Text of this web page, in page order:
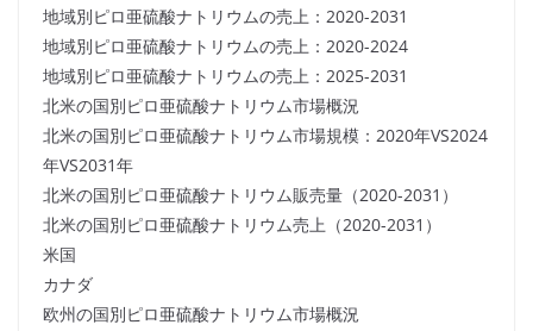
地域別ピロ亜硫酸ナトリウムの売上：2020-2031
地域別ピロ亜硫酸ナトリウムの売上：2020-2024
地域別ピロ亜硫酸ナトリウムの売上：2025-2031
北米の国別ピロ亜硫酸ナトリウム市場概況
北米の国別ピロ亜硫酸ナトリウム市場規模：2020年VS2024
年VS2031年
北米の国別ピロ亜硫酸ナトリウム販売量（2020-2031）
北米の国別ピロ亜硫酸ナトリウム売上（2020-2031）
米国
カナダ
欧州の国別ピロ亜硫酸ナトリウム市場概況